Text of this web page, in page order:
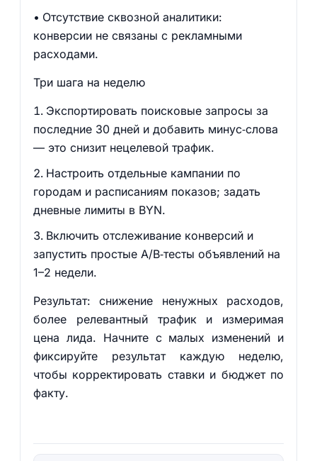
Отсутствие сквозной аналитики:
конверсии не связаны с рекламными
расходами.
Три шага на неделю
Экспортировать поисковые запросы за
последние 30 дней и добавить минус‑слова
— это снизит нецелевой трафик.
Настроить отдельные кампании по
городам и расписаниям показов; задать
дневные лимиты в BYN.
Включить отслеживание конверсий и
запустить простые A/B‑тесты объявлений на
1–2 недели.
Результат: снижение ненужных расходов,
более релевантный трафик и измеримая
цена лида. Начните с малых изменений и
фиксируйте результат каждую неделю,
чтобы корректировать ставки и бюджет по
факту.